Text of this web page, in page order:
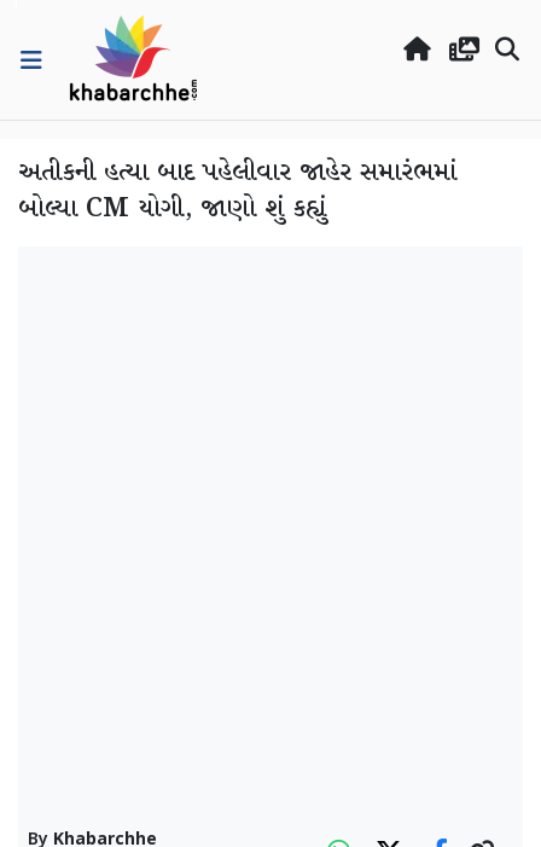
અતીકની હત્યા બાદ પહેલીવાર જાહેર સમારંભમાં
બોલ્યા CM યોગી, જાણો શું કહ્યું
By Khabarchhe